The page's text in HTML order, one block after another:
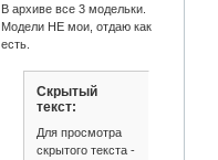
В архиве все 3 модельки.
Модели НЕ мои, отдаю как
есть.
Скрытый
текст:
Для просмотра
скрытого текста -